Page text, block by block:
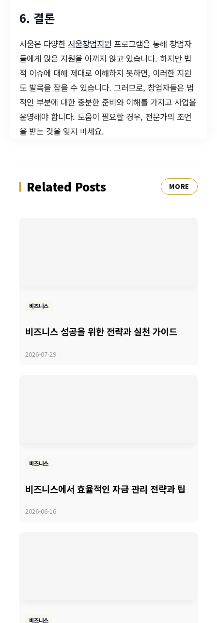
6. 결론
서울은 다양한 서울창업지원 프로그램을 통해 창업자
들에게 많은 지원을 아끼지 않고 있습니다. 하지만 법
적 이슈에 대해 제대로 이해하지 못하면, 이러한 지원
도 발목을 잡을 수 있습니다. 그러므로, 창업자들은 법
적인 부분에 대한 충분한 준비와 이해를 가지고 사업을
운영해야 합니다. 도움이 필요할 경우, 전문가의 조언
을 받는 것을 잊지 마세요.
Related Posts MORE
비즈니스
비즈니스 성공을 위한 전략과 실천 가이드
2026-07-29
비즈니스
비즈니스에서 효율적인 자금 관리 전략과 팁
2026-06-16
비즈니스